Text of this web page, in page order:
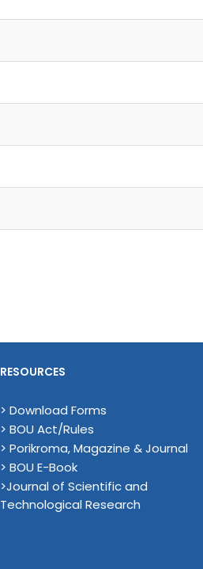
RESOURCES
> Download Forms
> BOU Act/Rules
> Porikroma, Magazine & Journal
> BOU E-Book
>Journal of Scientific and
Technological Research